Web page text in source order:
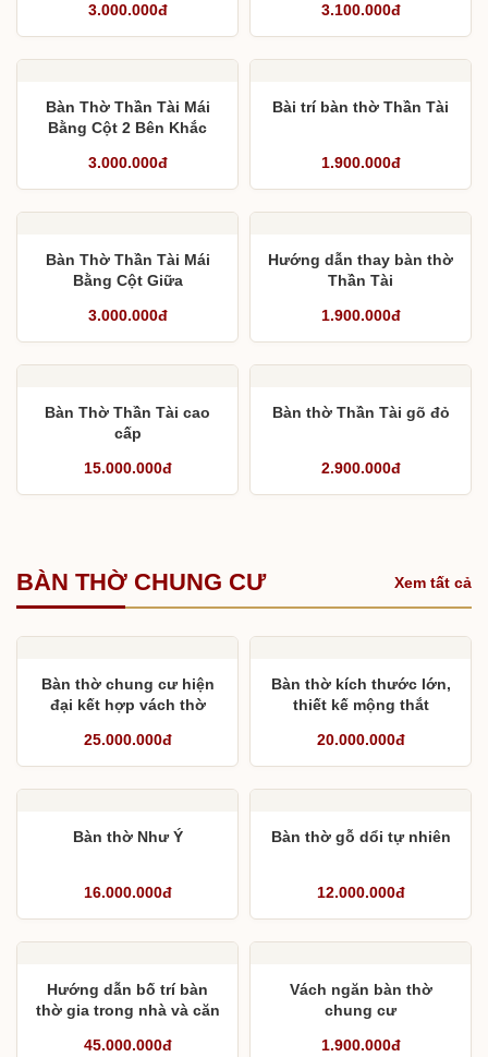
3.000.000đ
3.100.000đ
Bàn Thờ Thần Tài Mái
Bằng Cột 2 Bên Khắc
3.000.000đ
Bài trí bàn thờ Thần Tài
1.900.000đ
Bàn Thờ Thần Tài Mái
Bằng Cột Giữa
3.000.000đ
Hướng dẫn thay bàn thờ
Thần Tài
1.900.000đ
Bàn Thờ Thần Tài cao
cấp
15.000.000đ
Bàn thờ Thần Tài gõ đỏ
2.900.000đ
BÀN THỜ CHUNG CƯ Xem tất cả
Bàn thờ chung cư hiện
đại kết hợp vách thờ
25.000.000đ
Bàn thờ kích thước lớn,
thiết kế mộng thắt
20.000.000đ
Bàn thờ Như Ý
16.000.000đ
Bàn thờ gỗ dổi tự nhiên
12.000.000đ
Hướng dẫn bố trí bàn
thờ gia trong nhà và căn
45.000.000đ
Vách ngăn bàn thờ
chung cư
1.900.000đ